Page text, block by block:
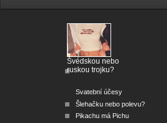
Švédskou nebo
ruskou trojku?
Svatební účesy
Šlehačku nebo polevu?
Pikachu má Pichu